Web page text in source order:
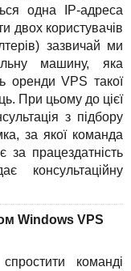
одна IP-адреса
двох користувачів
зазвичай ми
машину, яка
оренди VPS такої
При цьому до цієї
з підбору
за якої команда
за працездатність
консультаційну
Windows VPS
команді